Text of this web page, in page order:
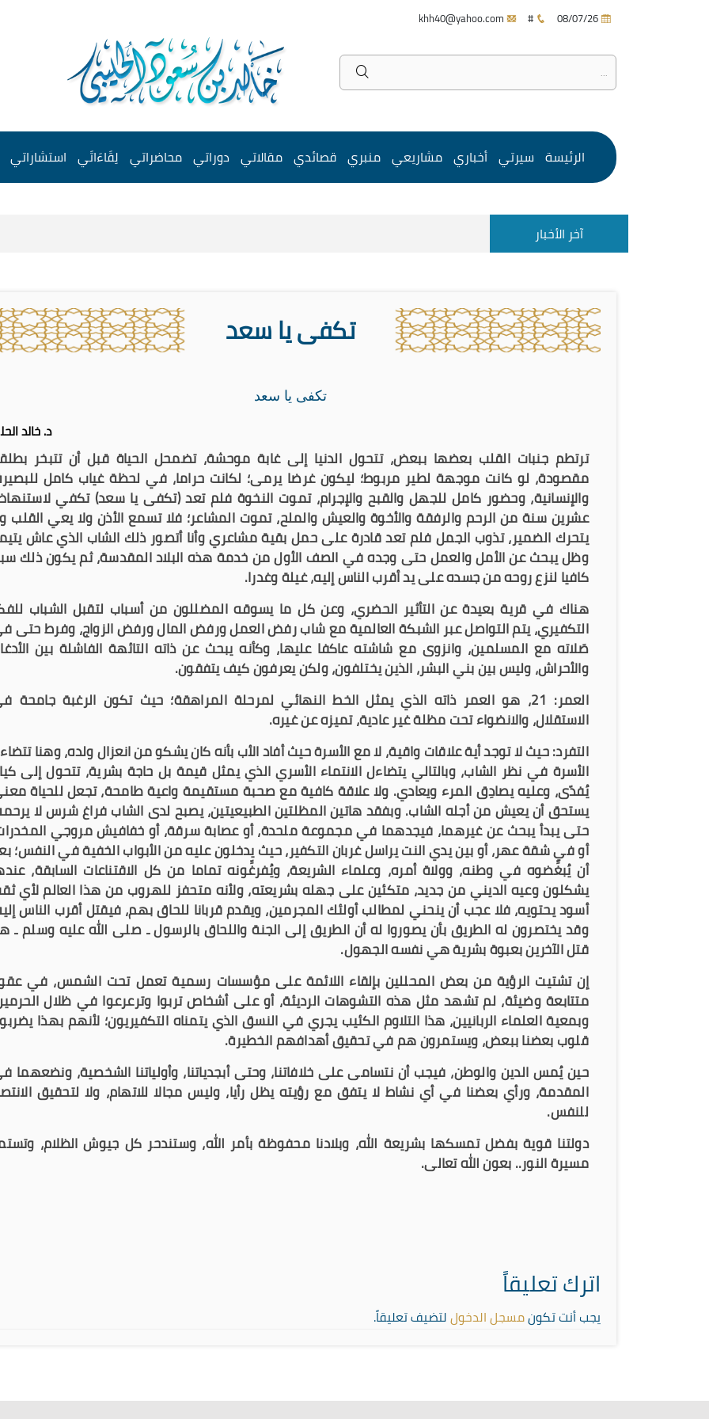
#
الرئيسة سيرتي أخباري مشاريعي منبري قصائدي مقالاتي دوراتي محاضراتي لِقَاءَاتَي استشاراتي
آخر الأخبار
تكفى يا سعد
تكفى يا سعد
د. خالد
ترتطم جنبات القلب بعضها ببعض، تتحول الدنيا إلى غابة موحشة، تضمحل الحياة قبل أن تتبخر
مقصودة، لو كانت موجهة لطير مربوط؛ ليكون غرضا يرمى؛ لكانت حراما، في لحظة غياب كامل
والإنسانية، وحضور كامل للجهل والقبح والإجرام، تموت النخوة فلم تعد (تكفى يا سعد) تكفي
عشرين سنة من الرحم والرفقة والأخوة والعيش والملح، تموت المشاعر؛ فلا تسمع الأذن ولا يعي القلب
يتحرك الضمير، تذوب الجمل فلم تعد قادرة على حمل بقية مشاعري وأنا أتصور ذلك الشاب الذي عاش
وظل يبحث عن الأمل والعمل حتى وجده في الصف الأول من خدمة هذه البلاد المقدسة، ثم يكون ذلك
كافيا لنزع روحه من جسده على يد أقرب الناس إليه، غيلة وغدرا.
هناك في قرية بعيدة عن التأثير الحضري، وعن كل ما يسوقه المضللون من أسباب لتقبل الشباب
التكفيري، يتم التواصل عبر الشبكة العالمية مع شاب رفض العمل ورفض المال ورفض الزواج، وفرط حتى
صَلاته مع المسلمين، وانزوى مع شاشته عاكفا عليها، وكأنه يبحث عن ذاته التائهة الفاشلة بين
والأحراش، وليس بين بني البشر، الذين يختلفون، ولكن يعرفون كيف يتفقون.
العمر: 21، هو العمر ذاته الذي يمثل الخط النهائي لمرحلة المراهقة؛ حيث تكون الرغبة جامحة
الاستقلال، والانضواء تحت مظلة غير عادية، تميزه عن غيره.
التفرد: حيث لا توجد أية علاقات واقية، لا مع الأسرة حيث أفاد الأب بأنه كان يشكو من انعزال ولده، وهنا
الأسرة في نظر الشاب، وبالتالي يتضاءل الانتماء الأسري الذي يمثل قيمة بل حاجة بشرية، تتحول إلى
يُفدّى، وعليه يصادِق المرء ويعادي. ولا علاقة كافية مع صحبة مستقيمة واعية طامحة، تجعل للحياة
يستحق أن يعيش من أجله الشاب. وبفقد هاتين المظلتين الطبيعيتين، يصبح لدى الشاب فراغ شرس لا
حتى يبدأ يبحث عن غيرهما، فيجدهما في مجموعة ملحدة، أو عصابة سرقة، أو خفافيش مروجي
أو في شقة عهر، أو بين يدي النت يراسل غربان التكفير، حيث يدخلون عليه من الأبواب الخفية في النفس؛
أن يُبغِّضوه في وطنه، وولاة أمره، وعلماء الشريعة، ويُفرغِّونه تماما من كل الاقتناعات السابقة،
يشكلون وعيه الديني من جديد، متكئين على جهله بشريعته، ولأنه متحفز للهروب من هذا العالم لأي
أسود يحتويه، فلا عجب أن ينحني لمطالب أولئك المجرمين، ويقدم قربانا للحاق بهم، فيقتل أقرب الناس
وقد يختصرون له الطريق بأن يصوروا له أن الطريق إلى الجنة واللحاق بالرسول ـ صلى الله عليه وسلم ـ
قتل الآخرين بعبوة بشرية هي نفسه الجهول.
إن تشتيت الرؤية من بعض المحللين بإلقاء اللائمة على مؤسسات رسمية تعمل تحت الشمس، في
متتابعة وضيئة، لم تشهد مثل هذه التشوهات الرديئة، أو على أشخاص تربوا وترعرعوا في ظلال
وبمعية العلماء الربانيين، هذا التلاوم الكئيب يجري في النسق الذي يتمناه التكفيريون؛ لأنهم بهذا
قلوب بعضنا ببعض، ويستمرون هم في تحقيق أهدافهم الخطيرة.
حين يُمس الدين والوطن، فيجب أن نتسامى على خلافاتنا، وحتى أبجدياتنا، وأولياتنا الشخصية، ونضعهما
المقدمة، ورأي بعضنا في أي نشاط لا يتفق مع رؤيته يظل رأيا، وليس مجالا للاتهام، ولا لتحقيق
للنفس.
دولتنا قوية بفضل تمسكها بشريعة الله، وبلادنا محفوظة بأمر الله، وستندحر كل جيوش الظلام،
مسيرة النور.. بعون الله تعالى.
اترك تعليقاً
يجب أنت تكونمسجل الدخوللتضيف تعليقاً.